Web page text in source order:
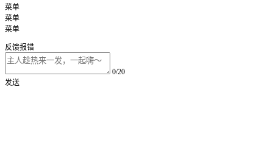
菜单
菜单
菜单
反馈报错
0/20
发送